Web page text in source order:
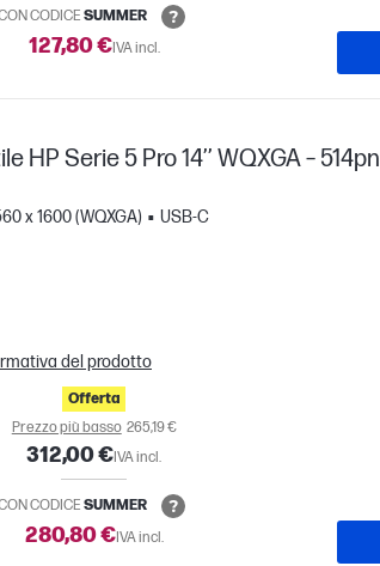
CODICE SUMMER
127,80 €IVA incl.
HP Serie 5 Pro 14’’ WQXGA – 514pn
x 1600 (WQXGA) USB-C
del prodotto
Offerta
Prezzo più basso 265,19 €
312,00 €IVA incl.
CODICE SUMMER
280,80 €IVA incl.